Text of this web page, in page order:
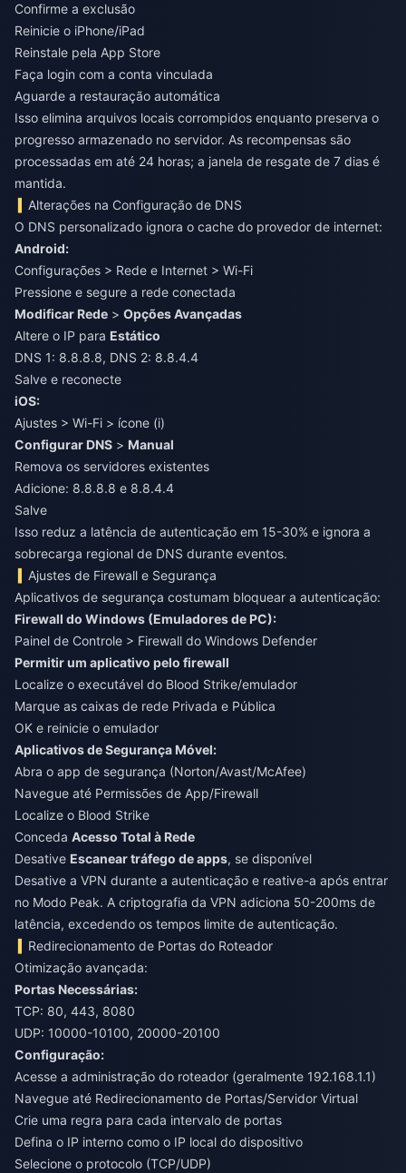
Confirme a exclusão
Reinicie o iPhone/iPad
Reinstale pela App Store
Faça login com a conta vinculada
Aguarde a restauração automática
Isso elimina arquivos locais corrompidos enquanto preserva o
progresso armazenado no servidor. As recompensas são
processadas em até 24 horas; a janela de resgate de 7 dias é
mantida.
Alterações na Configuração de DNS
O DNS personalizado ignora o cache do provedor de internet:
Android:
Configurações > Rede e Internet > Wi-Fi
Pressione e segure a rede conectada
Modificar Rede > Opções Avançadas
Altere o IP para Estático
DNS 1: 8.8.8.8, DNS 2: 8.8.4.4
Salve e reconecte
iOS:
Ajustes > Wi-Fi > ícone (i)
Configurar DNS > Manual
Remova os servidores existentes
Adicione: 8.8.8.8 e 8.8.4.4
Salve
Isso reduz a latência de autenticação em 15-30% e ignora a
sobrecarga regional de DNS durante eventos.
Ajustes de Firewall e Segurança
Aplicativos de segurança costumam bloquear a autenticação:
Firewall do Windows (Emuladores de PC):
Painel de Controle > Firewall do Windows Defender
Permitir um aplicativo pelo firewall
Localize o executável do Blood Strike/emulador
Marque as caixas de rede Privada e Pública
OK e reinicie o emulador
Aplicativos de Segurança Móvel:
Abra o app de segurança (Norton/Avast/McAfee)
Navegue até Permissões de App/Firewall
Localize o Blood Strike
Conceda Acesso Total à Rede
Desative Escanear tráfego de apps, se disponível
Desative a VPN durante a autenticação e reative-a após entrar
no Modo Peak. A criptografia da VPN adiciona 50-200ms de
latência, excedendo os tempos limite de autenticação.
Redirecionamento de Portas do Roteador
Otimização avançada:
Portas Necessárias:
TCP: 80, 443, 8080
UDP: 10000-10100, 20000-20100
Configuração:
Acesse a administração do roteador (geralmente 192.168.1.1)
Navegue até Redirecionamento de Portas/Servidor Virtual
Crie uma regra para cada intervalo de portas
Defina o IP interno como o IP local do dispositivo
Selecione o protocolo (TCP/UDP)